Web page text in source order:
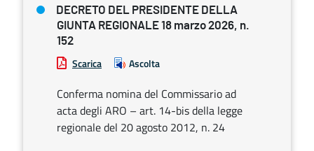
DECRETO DEL PRESIDENTE DELLA
GIUNTA REGIONALE 18 marzo 2026, n.
152
Scarica Ascolta
Conferma nomina del Commissario ad
acta degli ARO – art. 14-bis della legge
regionale del 20 agosto 2012, n. 24